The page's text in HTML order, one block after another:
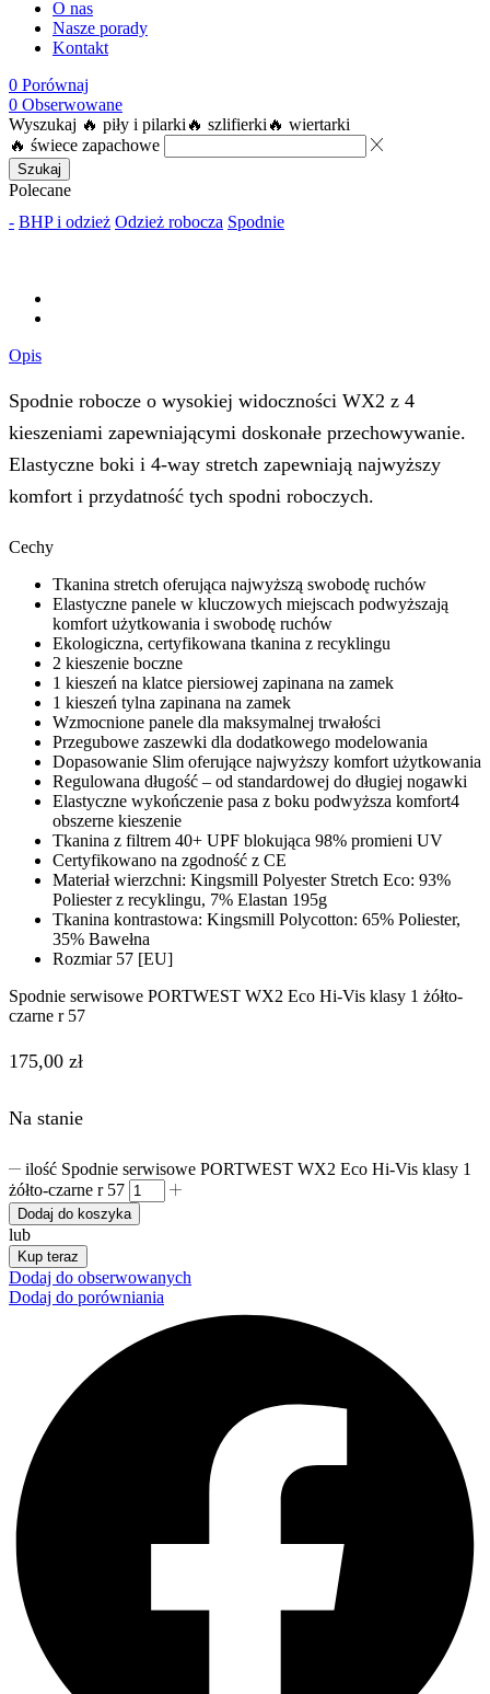
O nas
Nasze porady
Kontakt
0 Porównaj
0 Obserwowane
Wyszukaj 🔥 piły i pilarki 🔥 szlifierki 🔥 wiertarki
🔥 świece zapachowe
Szukaj
Polecane
- BHP i odzież Odzież robocza Spodnie
Opis
Spodnie robocze o wysokiej widoczności WX2 z 4
kieszeniami zapewniającymi doskonałe przechowywanie.
Elastyczne boki i 4-way stretch zapewniają najwyższy
komfort i przydatność tych spodni roboczych.
Cechy
Tkanina stretch oferująca najwyższą swobodę ruchów
Elastyczne panele w kluczowych miejscach podwyższają
komfort użytkowania i swobodę ruchów
Ekologiczna, certyfikowana tkanina z recyklingu
2 kieszenie boczne
1 kieszeń na klatce piersiowej zapinana na zamek
1 kieszeń tylna zapinana na zamek
Wzmocnione panele dla maksymalnej trwałości
Przegubowe zaszewki dla dodatkowego modelowania
Dopasowanie Slim oferujące najwyższy komfort użytkowania
Regulowana długość – od standardowej do długiej nogawki
Elastyczne wykończenie pasa z boku podwyższa komfort4
obszerne kieszenie
Tkanina z filtrem 40+ UPF blokująca 98% promieni UV
Certyfikowano na zgodność z CE
Materiał wierzchni: Kingsmill Polyester Stretch Eco: 93%
Poliester z recyklingu, 7% Elastan 195g
Tkanina kontrastowa: Kingsmill Polycotton: 65% Poliester,
35% Bawełna
Rozmiar 57 [EU]
Spodnie serwisowe PORTWEST WX2 Eco Hi-Vis klasy 1 żółto-
czarne r 57
175,00 zł
Na stanie
ilość Spodnie serwisowe PORTWEST WX2 Eco Hi-Vis klasy 1
żółto-czarne r 57
Dodaj do koszyka
lub
Kup teraz
Dodaj do obserwowanych
Dodaj do porówniania